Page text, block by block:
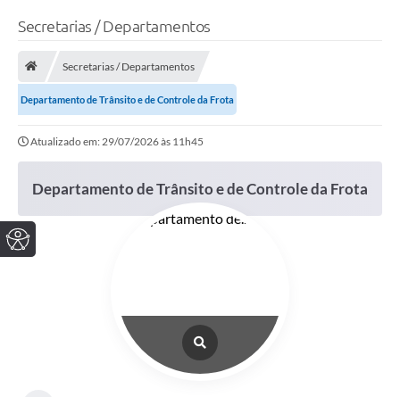
Secretarias / Departamentos
Secretarias / Departamentos
Departamento de Trânsito e de Controle da Frota
Atualizado em: 29/07/2026 às 11h45
Departamento de Trânsito e de Controle da Frota